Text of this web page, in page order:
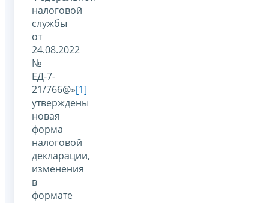
налоговой
службы
от
24.08.2022
№
ЕД-7-
21/766@»[1]
утверждены
новая
форма
налоговой
декларации,
изменения
в
формате